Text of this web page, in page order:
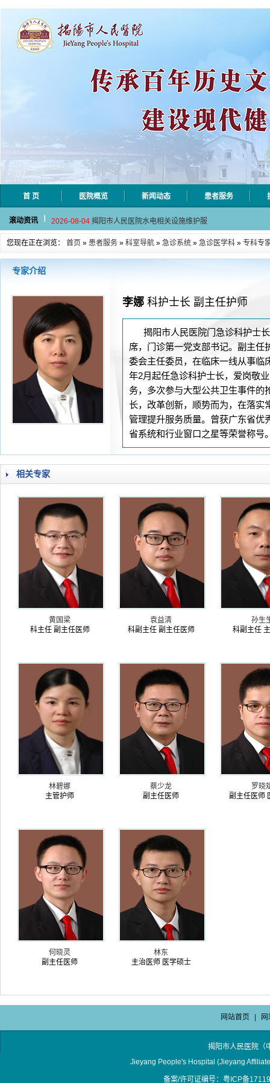
首 页 医院概览 新闻动态 患者服务
滚动资讯
2026-08-06 揭阳市人民医院采集自动对焦相机市
2026-08-04 揭阳市人民医院水电相关设施维护服
2026-07-31 学术聚力！妇儿分论坛精彩收官
2026-07-31 以学术聚合力 | 运动健康分论坛助
2026-07-31 大咖云集探内科前沿！首届榕江医学
2026-07-31
学术聚力！妇儿分论坛精彩收官
2026-07-31
以学术聚合力 | 运动健康分论坛助
您现在正在浏览： 首页 » 患者服务 » 科室导航 » 急诊系统 » 急诊医学科 » 专科专
专家介绍
李娜 科护士长 副主任护师
揭阳市人民医院门急诊科护士
席，门诊第一党支部书记。副主任
委会主任委员，在临床一线从事临
年2月起任急诊科护士长，爱岗敬
务，多次参与大型公共卫生事件的
长，改革创新，顺势而为，在落实
管理提升服务质量。曾获广东省优
省系统和行业窗口之星等荣誉称号
相关专家
黄国梁
科主任 副主任医师
袁益清
科副主任 副主任医师
孙生
科副主任
林碧娜
主管护师
蔡少龙
副主任医师
罗晓
副主任医师
何晓灵
副主任医师
林东
主治医师 医学硕士
网站首页
揭阳市人民医院
Jieyang People's Hospital (Jieyang
备案/许可证编号：粤ICP备